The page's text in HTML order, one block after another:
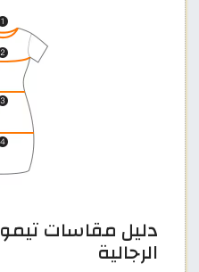
دليل مقاسات تيمو
الرجالية